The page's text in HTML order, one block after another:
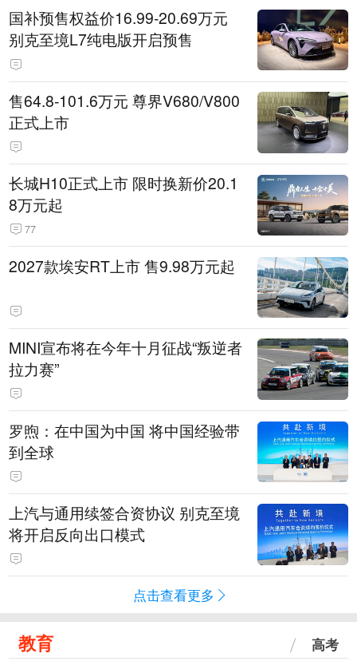
国补预售权益价16.99-20.69万元
别克至境L7纯电版开启预售
售64.8-101.6万元 尊界V680/V800
正式上市
长城H10正式上市 限时换新价20.1
8万元起
77
2027款埃安RT上市 售9.98万元起
MINI宣布将在今年十月征战“叛逆者
拉力赛”
罗煦：在中国为中国 将中国经验带
到全球
上汽与通用续签合资协议 别克至境
将开启反向出口模式
点击查看更多
教育 高考